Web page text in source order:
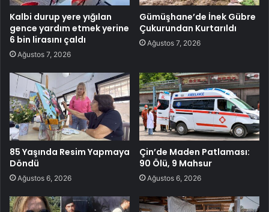
Kalbi durup yere yığılan
gence yardım etmek yerine
6 bin lirasını çaldı
Ağustos 7, 2026
Gümüşhane’de İnek Gübre
Çukurundan Kurtarıldı
Ağustos 7, 2026
85 Yaşında Resim Yapmaya
Döndü
Ağustos 6, 2026
Çin’de Maden Patlaması:
90 Ölü, 9 Mahsur
Ağustos 6, 2026